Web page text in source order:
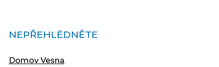
NEPŘEHLÉDNĚTE
Domov Vesna